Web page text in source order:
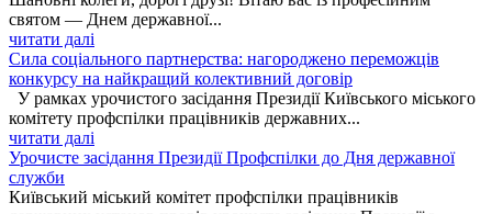
святом — Днем державної...
читати далі
Сила соціального партнерства: нагороджено переможців
конкурсу на найкращий колективний договір
У рамках урочистого засідання Президії Київського міського
комітету профспілки працівників державних...
читати далі
Урочисте засідання Президії Профспілки до Дня державної
служби
Київський міський комітет профспілки працівників